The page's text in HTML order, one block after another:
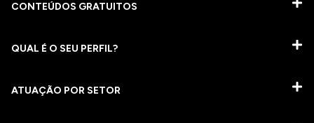
CONTEÚDOS GRATUITOS
QUAL É O SEU PERFIL?
ATUAÇÃO POR SETOR